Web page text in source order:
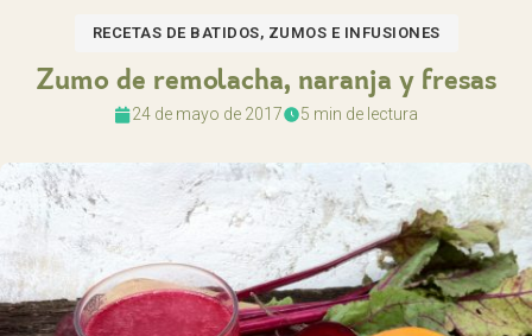
RECETAS DE BATIDOS, ZUMOS E INFUSIONES
Zumo de remolacha, naranja y fresas
24 de mayo de 2017 5 min de lectura